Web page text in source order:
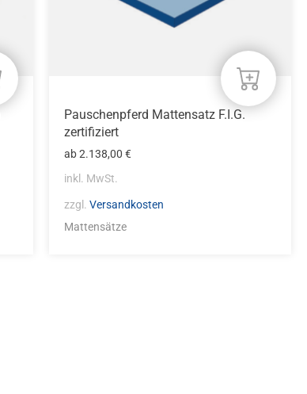
Pauschenpferd Mattensatz F.I.G.
zertifiziert
ab2.138,00€
inkl. MwSt.
zzgl.Versandkosten
Mattensätze